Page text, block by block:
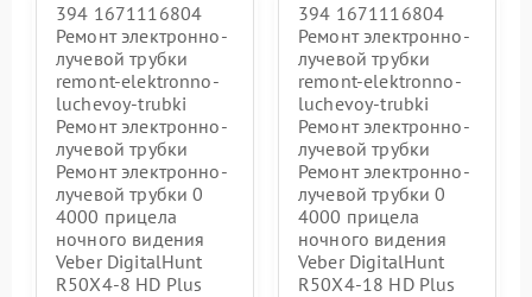
394 1671116804
Ремонт электронно-
лучевой трубки
remont-elektronno-
luchevoy-trubki
Ремонт электронно-
лучевой трубки
Ремонт электронно-
лучевой трубки 0
4000 прицела
ночного видения
Veber DigitalHunt
R50X4-8 HD Plus
394 1671116804
Ремонт электронно-
лучевой трубки
remont-elektronno-
luchevoy-trubki
Ремонт электронно-
лучевой трубки
Ремонт электронно-
лучевой трубки 0
4000 прицела
ночного видения
Veber DigitalHunt
R50X4-18 HD Plus